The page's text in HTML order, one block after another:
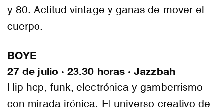
y 80. Actitud vintage y ganas de mover el
cuerpo.
BOYE
27 de julio · 23.30 horas · Jazzbah
Hip hop, funk, electrónica y gamberrismo
con mirada irónica. El universo creativo de